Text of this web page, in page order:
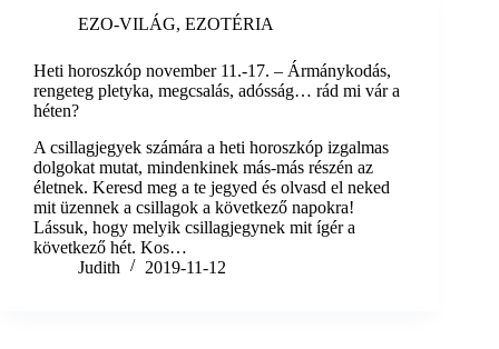
EZO-VILÁG, EZOTÉRIA
Heti horoszkóp november 11.-17. – Ármánykodás,
rengeteg pletyka, megcsalás, adósság… rád mi vár a
héten?
A csillagjegyek számára a heti horoszkóp izgalmas
dolgokat mutat, mindenkinek más-más részén az
életnek. Keresd meg a te jegyed és olvasd el neked
mit üzennek a csillagok a következő napokra!
Lássuk, hogy melyik csillagjegynek mit ígér a
következő hét. Kos…
Judith
2019-11-12